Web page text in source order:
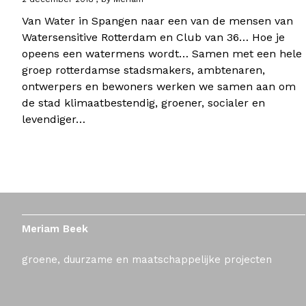
Van Water in Spangen naar een van de mensen van
Watersensitive Rotterdam en Club van 36… Hoe je
opeens een watermens wordt… Samen met een hele
groep rotterdamse stadsmakers, ambtenaren,
ontwerpers en bewoners werken we samen aan om
de stad klimaatbestendig, groener, socialer en
levendiger…
Meriam Beek
groene, duurzame en maatschappelijke projecten